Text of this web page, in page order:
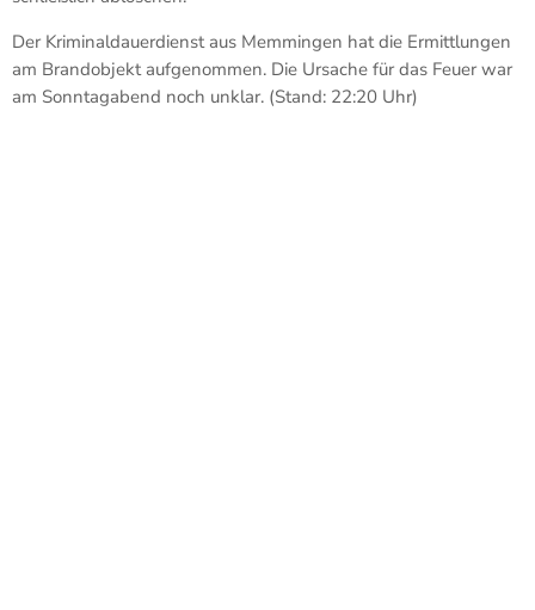
Der Kriminaldauerdienst aus Memmingen hat die Ermittlungen
am Brandobjekt aufgenommen. Die Ursache für das Feuer war
am Sonntagabend noch unklar. (Stand: 22:20 Uhr)